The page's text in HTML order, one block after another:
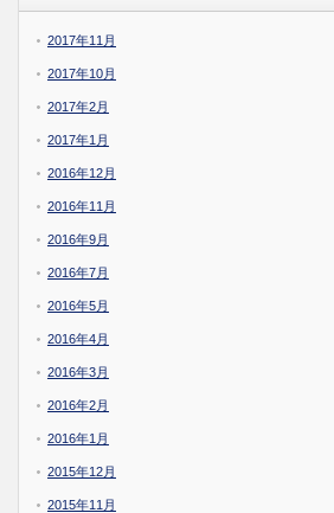
2017年11月
2017年10月
2017年2月
2017年1月
2016年12月
2016年11月
2016年9月
2016年7月
2016年5月
2016年4月
2016年3月
2016年2月
2016年1月
2015年12月
2015年11月